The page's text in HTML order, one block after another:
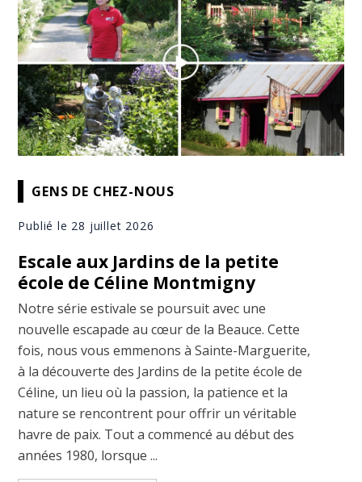
GENS DE CHEZ-NOUS
Publié le 28 juillet 2026
Escale aux Jardins de la petite
école de Céline Montmigny
Notre série estivale se poursuit avec une
nouvelle escapade au cœur de la Beauce. Cette
fois, nous vous emmenons à Sainte-Marguerite,
à la découverte des Jardins de la petite école de
Céline, un lieu où la passion, la patience et la
nature se rencontrent pour offrir un véritable
havre de paix. Tout a commencé au début des
années 1980, lorsque ...